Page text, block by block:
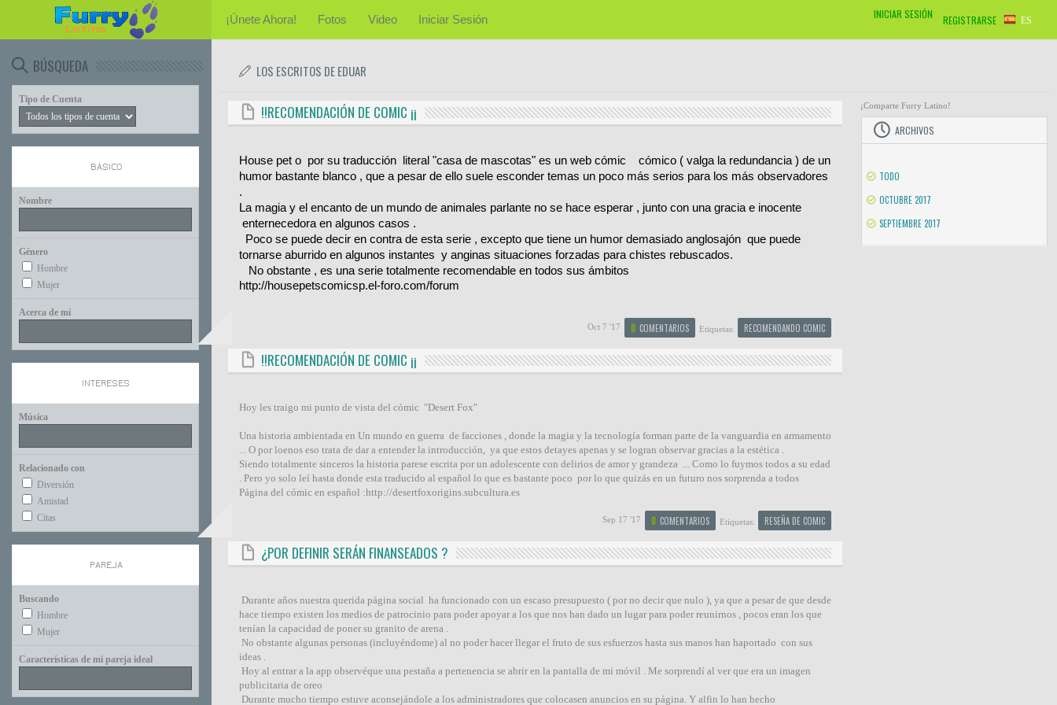
INICIAR SESIÓN REGISTRARSE ES
¡Únete Ahora! Fotos Video Iniciar Sesión
BÚSQUEDA
Tipo de Cuenta
BÁSICO
Nombre
Género
Hombre
Mujer
Acerca de mí
INTERESES
Música
Relacionado con
Diversión
Amistad
Citas
PAREJA
Buscando
Hombre
Mujer
Características de mi pareja ideal
LOS ESCRITOS DE EDUAR
!!RECOMENDACIÓN DE COMIC ¡¡
House pet o por su traducción literal "casa de mascotas" es un web cómic cómico ( valga la redundancia ) de un
humor bastante blanco , que a pesar de ello suele esconder temas un poco más serios para los más observadores
.
La magia y el encanto de un mundo de animales parlante no se hace esperar , junto con una gracia e inocente
enternecedora en algunos casos .
Poco se puede decir en contra de esta serie , excepto que tiene un humor demasiado anglosajón que puede
tornarse aburrido en algunos instantes y anginas situaciones forzadas para chistes rebuscados.
No obstante , es una serie totalmente recomendable en todos sus ámbitos
http://housepetscomicsp.el-foro.com/forum
Oct 7 '17 0 COMENTARIOS Etiquetas: RECOMENDANDO COMIC
!!RECOMENDACIÓN DE COMIC ¡¡
Hoy les traigo mi punto de vista del cómic "Desert Fox"
Una historia ambientada en Un mundo en guerra de facciones , donde la magia y la tecnología forman parte de la vanguardia en armamento
... O por loenos eso trata de dar a entender la introducción, ya que estos detayes apenas y se logran observar gracias a la estética .
Siendo totalmente sinceros la historia parese escrita por un adolescente con delirios de amor y grandeza ... Como lo fuymos todos a su edad
. Pero yo solo leí hasta donde esta traducido al español lo que es bastante poco por lo que quizás en un futuro nos sorprenda a todos
Página del cómic en español :http://desertfoxorigins.subcultura.es
Sep 17 '17 0 COMENTARIOS Etiquetas: RESEÑA DE COMIC
¿POR DEFINIR SERÁN FINANSEADOS ?
Durante años nuestra querida página social ha funcionado con un escaso presupuesto ( por no decir que nulo ), ya que a pesar de que desde
hace tiempo existen los medios de patrocinio para poder apoyar a los que nos han dado un lugar para poder reunirnos , pocos eran los que
tenían la capacidad de poner su granito de arena .
No obstante algunas personas (incluyéndome) al no poder hacer llegar el fruto de sus esfuerzos hasta sus manos han haportado con sus
ideas .
Hoy al entrar a la app observéque una pestaña a pertenencia se abrir en la pantalla de mi móvil . Me sorprendí al ver que era un imagen
publicitaria de oreo
Durante mucho tiempo estuve aconsejándole a los administradores que colocasen anuncios en su página. Y alfin lo han hecho
¡Comparte Furry Latino!
ARCHIVOS
TODO
OCTUBRE 2017
SEPTIEMBRE 2017